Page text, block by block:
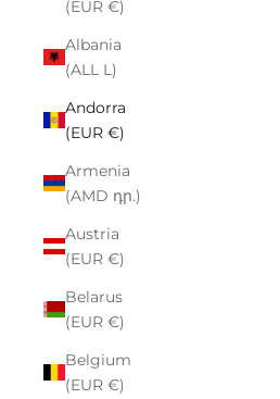
(EUR €)
Albania
(ALL L)
Andorra
(EUR €)
Armenia
(AMD դր.)
Austria
(EUR €)
Belarus
(EUR €)
Belgium
(EUR €)